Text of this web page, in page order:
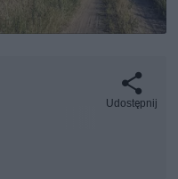
Udostępnij